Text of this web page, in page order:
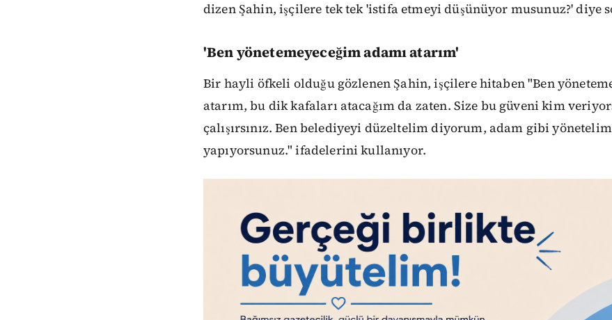
dizen Şahin, işçilere tek tek 'istifa etmeyi düşünüyor musunuz?' diye
'Ben yönetemeyeceğim adamı atarım'
Bir hayli öfkeli olduğu gözlenen Şahin, işçilere hitaben "Ben
atarım, bu dik kafaları atacağım da zaten. Size bu güveni kim
çalışırsınız. Ben belediyeyi düzeltelim diyorum, adam gibi
yapıyorsunuz." ifadelerini kullanıyor.